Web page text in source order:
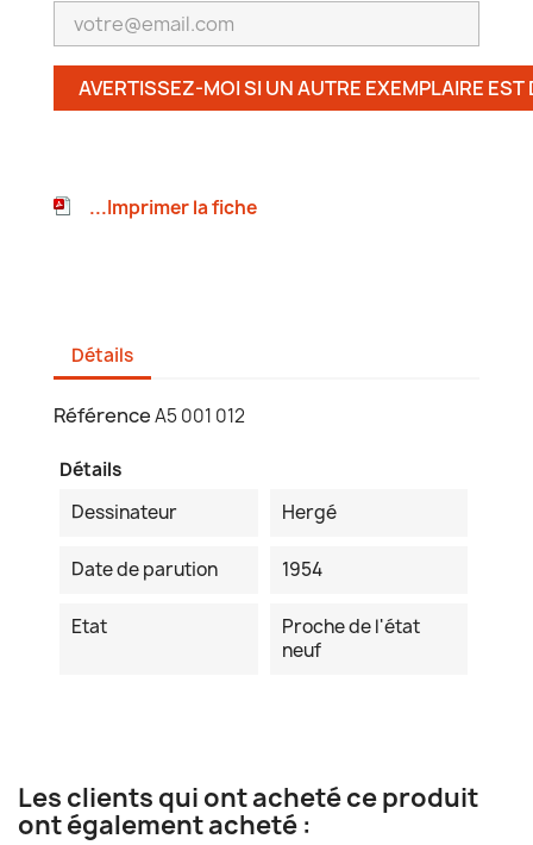
AVERTISSEZ-MOI SI UN AUTRE EXEMPLAIRE EST
...Imprimer la fiche
Détails
RéférenceA5 001 012
Détails
Dessinateur
Hergé
Date de parution 1954
Etat
Proche de l'état
neuf
Les clients qui ont acheté ce produit
ont également acheté :